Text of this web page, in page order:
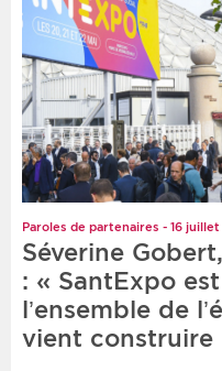
Paroles de partenaires - 16
Séverine
: « SantExpo
l’ensemble de
vient construire